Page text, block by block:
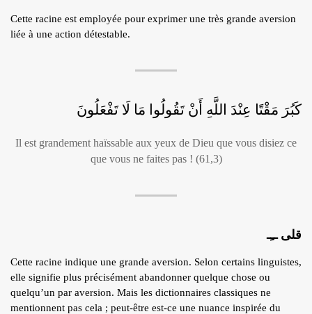
Cette racine est employée pour exprimer une très grande aversion
liée à une action détestable.
كَبُرَ مَقْتًا عِنْدَ اللَّهِ أَنْ تَقُولُوا مَا لَا تَفْعَلُونَ
Il est grandement haïssable aux yeux de Dieu que vous disiez ce
que vous ne faites pas ! (61,3)
قلى ــِـ
Cette racine indique une grande aversion. Selon certains linguistes,
elle signifie plus précisément abandonner quelque chose ou
quelqu’un par aversion. Mais les dictionnaires classiques ne
mentionnent pas cela ; peut-être est-ce une nuance inspirée du